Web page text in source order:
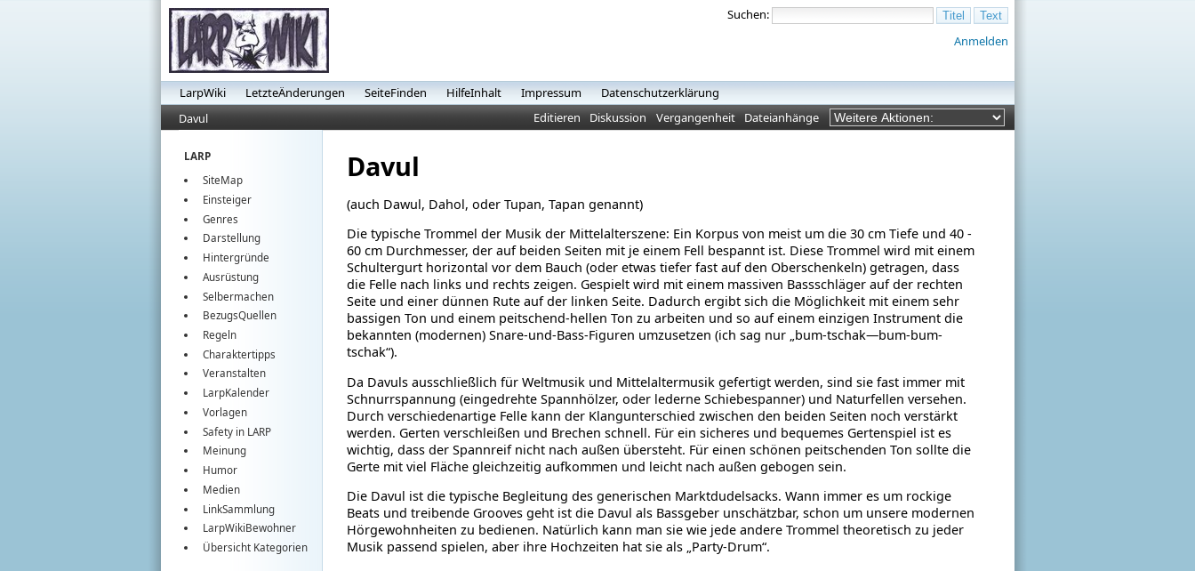
Suchen:
Anmelden
LarpWiki LetzteÄnderungen SeiteFinden HilfeInhalt Impressum
Datenschutzerklärung
Editieren
Diskussion Vergangenheit Dateianhänge
Davul
LARP
SiteMap
Einsteiger
Genres
Darstellung
Hintergründe
Ausrüstung
Selbermachen
BezugsQuellen
Regeln
Charaktertipps
Veranstalten
LarpKalender
Vorlagen
Safety in LARP
Meinung
Humor
Medien
LinkSammlung
LarpWikiBewohner
Übersicht Kategorien
Davul
(auch Dawul, Dahol, oder Tupan, Tapan genannt)
Die typische Trommel der Musik der Mittelalterszene: Ein Korpus von meist um die 30 cm Tiefe und 40 -
60 cm Durchmesser, der auf beiden Seiten mit je einem Fell bespannt ist. Diese Trommel wird mit einem
Schultergurt horizontal vor dem Bauch (oder etwas tiefer fast auf den Oberschenkeln) getragen, dass
die Felle nach links und rechts zeigen. Gespielt wird mit einem massiven Bassschläger auf der rechten
Seite und einer dünnen Rute auf der linken Seite. Dadurch ergibt sich die Möglichkeit mit einem sehr
bassigen Ton und einem peitschend-hellen Ton zu arbeiten und so auf einem einzigen Instrument die
bekannten (modernen) Snare-und-Bass-Figuren umzusetzen (ich sag nur „bum-tschak—bum-bum-
tschak“).
Da Davuls ausschließlich für Weltmusik und Mittelaltermusik gefertigt werden, sind sie fast immer mit
Schnurrspannung (eingedrehte Spannhölzer, oder lederne Schiebespanner) und Naturfellen versehen.
Durch verschiedenartige Felle kann der Klangunterschied zwischen den beiden Seiten noch verstärkt
werden. Gerten verschleißen und Brechen schnell. Für ein sicheres und bequemes Gertenspiel ist es
wichtig, dass der Spannreif nicht nach außen übersteht. Für einen schönen peitschenden Ton sollte die
Gerte mit viel Fläche gleichzeitig aufkommen und leicht nach außen gebogen sein.
Die Davul ist die typische Begleitung des generischen Marktdudelsacks. Wann immer es um rockige
Beats und treibende Grooves geht ist die Davul als Bassgeber unschätzbar, schon um unsere modernen
Hörgewohnheiten zu bedienen. Natürlich kann man sie wie jede andere Trommel theoretisch zu jeder
Musik passend spielen, aber ihre Hochzeiten hat sie als „Party-Drum“.